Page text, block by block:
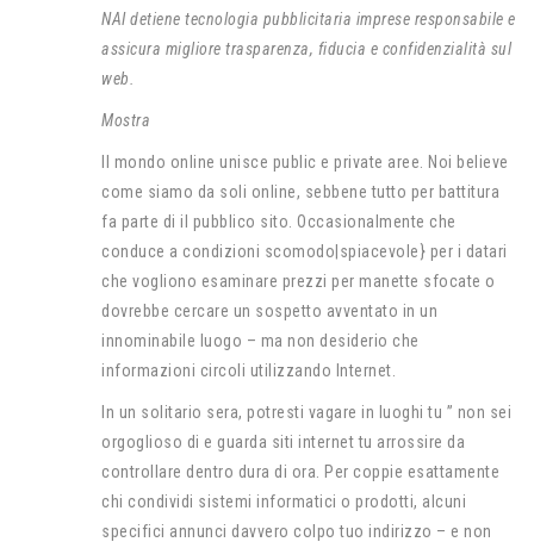
NAI detiene tecnologia pubblicitaria imprese responsabile e
assicura migliore trasparenza, fiducia e confidenzialità sul
web.
Mostra
Il mondo online unisce public e private aree. Noi believe
come siamo da soli online, sebbene tutto per battitura
fa parte di il pubblico sito. Occasionalmente che
conduce a condizioni scomodo|spiacevole} per i datari
che vogliono esaminare prezzi per manette sfocate o
dovrebbe cercare un sospetto avventato in un
innominabile luogo – ma non desiderio che
informazioni circoli utilizzando Internet.
In un solitario sera, potresti vagare in luoghi tu ” non sei
orgoglioso di e guarda siti internet tu arrossire da
controllare dentro dura di ora. Per coppie esattamente
chi condividi sistemi informatici o prodotti, alcuni
specifici annunci davvero colpo tuo indirizzo – e non